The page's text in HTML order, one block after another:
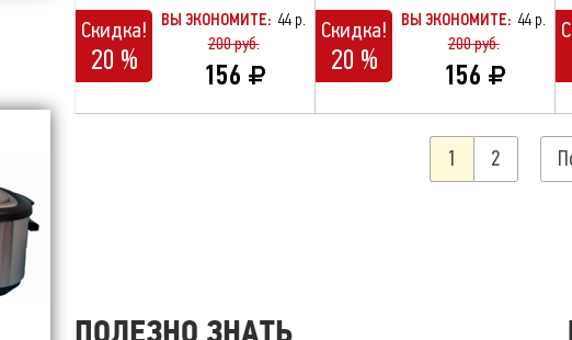
Скидка!
20 %
ВЫ ЭКОНОМИТЕ: 44 р.
200 руб.
156
Скидка!
20 %
ВЫ ЭКОНОМИТЕ: 44 р.
200 руб.
156
1 2